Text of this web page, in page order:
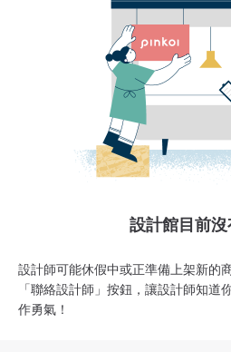
設計館目前
設計師可能休假中或正準備上架新的
「聯絡設計師」按鈕，讓設計師知
作勇氣！